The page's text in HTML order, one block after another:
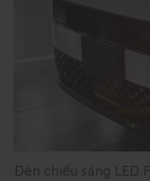
Ðèn chiếu sáng LED